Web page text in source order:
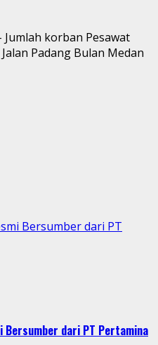
korban Pesawat
Padang Bulan Medan
Bersumber dari PT
Bersumber dari PT Pertamina